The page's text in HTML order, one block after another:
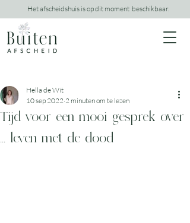
Het afscheidshuis is op dit moment beschikbaar.
Tijd voor een mooi gesprek over
... leven met de dood
Hella de Wit
10 sep 2022 2 minuten om te lezen